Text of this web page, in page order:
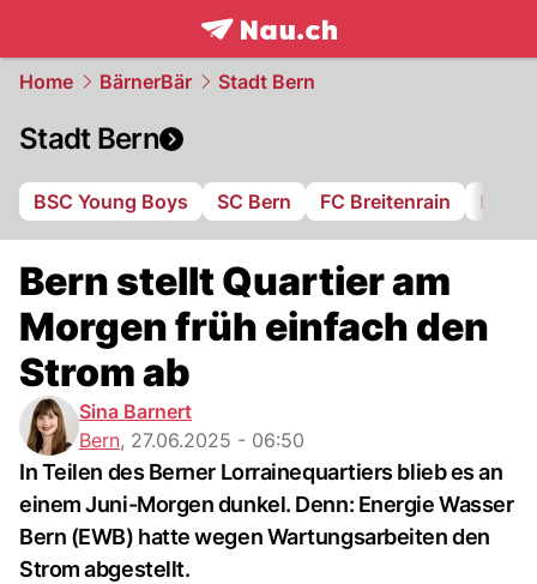
frontpage.NAU.ch
Home BärnerBär Stadt Bern
Stadt Bern
BSC Young Boys SC Bern FC Breitenrain BSV
Bern stellt Quartier am
Morgen früh einfach den
Strom ab
Sina Barnert
Bern, 27.06.2025 - 06:50
In Teilen des Berner Lorrainequartiers blieb es an
einem Juni-Morgen dunkel. Denn: Energie Wasser
Bern (EWB) hatte wegen Wartungsarbeiten den
Strom abgestellt.